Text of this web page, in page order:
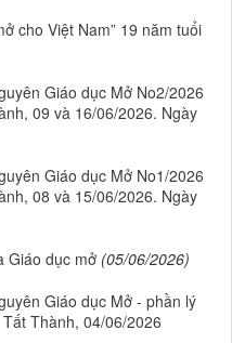
cho Việt Nam” 19 năm tuổi
Giáo dục Mở No2/2026
09 và 16/06/2026. Ngày
Giáo dục Mở No1/2026
08 và 15/06/2026. Ngày
Giáo dục mở (05/06/2026)
Giáo dục Mở - phần lý
Thành, 04/06/2026